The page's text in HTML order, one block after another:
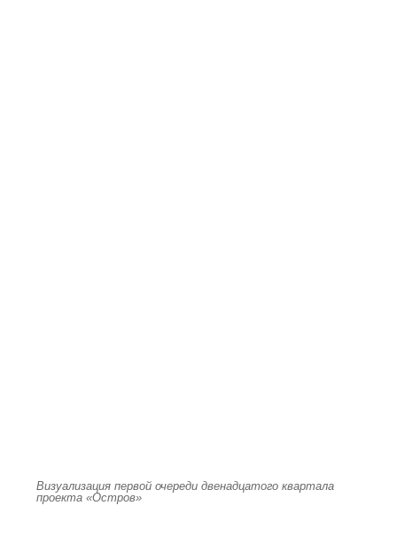
Визуализация первой очереди двенадцатого квартала
проекта «Остров»